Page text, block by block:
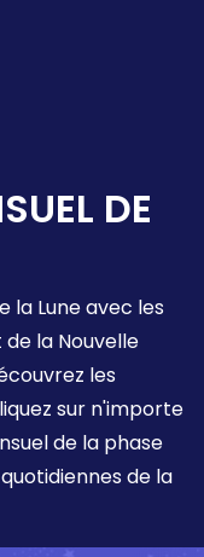
DE
la Lune avec les
la Nouvelle
les
sur n'importe
de la phase
de la